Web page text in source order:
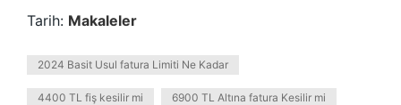
Tarih: Makaleler
2024 Basit Usul fatura Limiti Ne Kadar
4400 TL fiş kesilir mi 6900 TL Altına fatura Kesilir mi